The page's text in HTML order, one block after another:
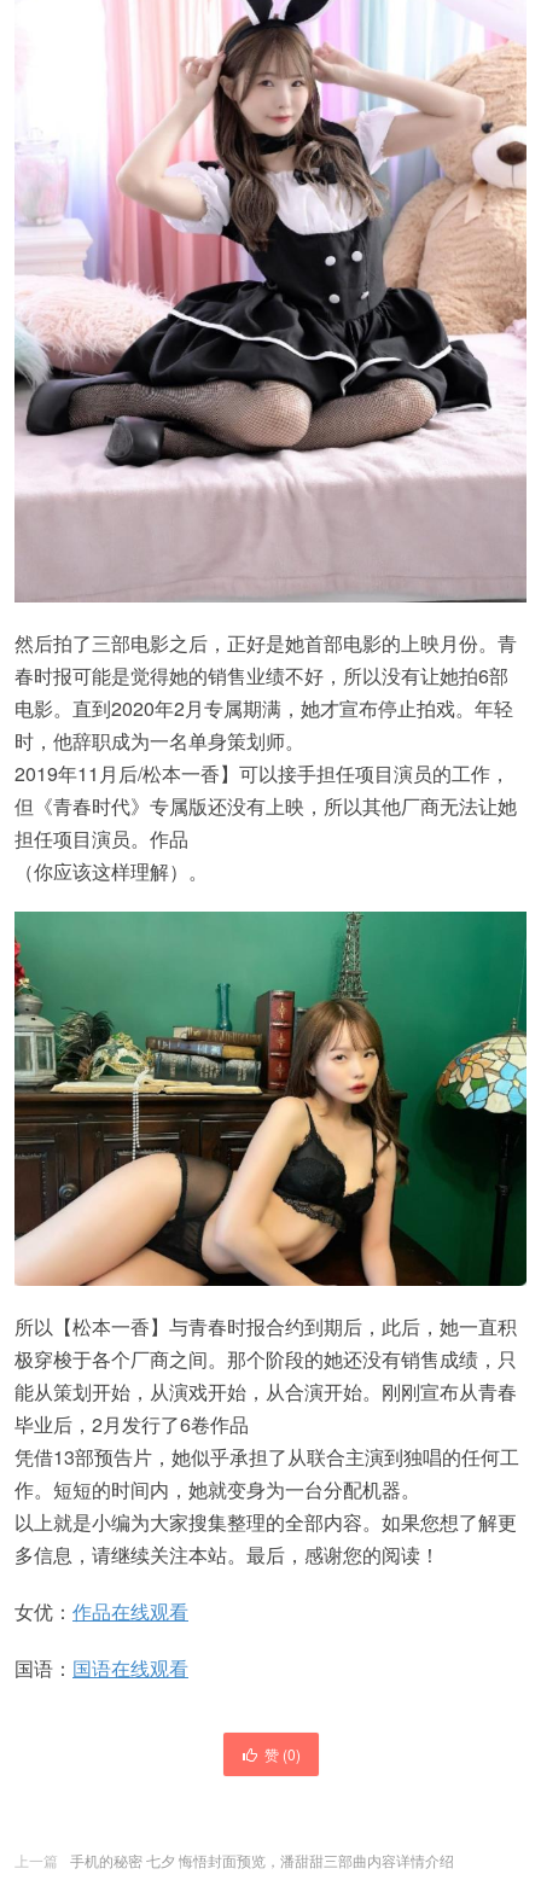
然后拍了三部电影之后，正好是她首部电影的上映月份。青
春时报可能是觉得她的销售业绩不好，所以没有让她拍6部
电影。直到2020年2月专属期满，她才宣布停止拍戏。年轻
时，他辞职成为一名单身策划师。
2019年11月后/松本一香】可以接手担任项目演员的工作，
但《青春时代》专属版还没有上映，所以其他厂商无法让她
担任项目演员。作品
（你应该这样理解）。
所以【松本一香】与青春时报合约到期后，此后，她一直积
极穿梭于各个厂商之间。那个阶段的她还没有销售成绩，只
能从策划开始，从演戏开始，从合演开始。刚刚宣布从青春
毕业后，2月发行了6卷作品
凭借13部预告片，她似乎承担了从联合主演到独唱的任何工
作。短短的时间内，她就变身为一台分配机器。
以上就是小编为大家搜集整理的全部内容。如果您想了解更
多信息，请继续关注本站。最后，感谢您的阅读！
女优： 作品在线观看
国语： 国语在线观看
赞 (0)
上一篇 手机的秘密 七夕 悔悟封面预览，潘甜甜三部曲内容详情介绍